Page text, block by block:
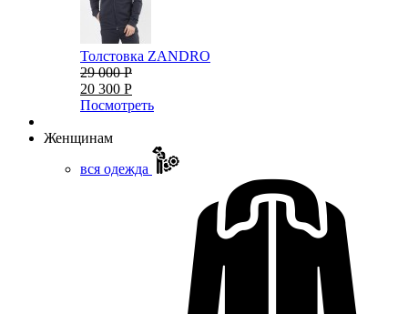
Толстовка ZANDRO
29 000 Р
20 300 Р
Посмотреть
Женщинам
вся одежда